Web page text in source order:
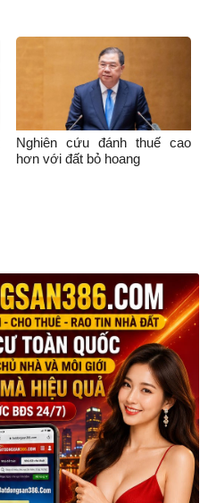
Nghiên cứu đánh thuế cao
hơn với đất bỏ hoang